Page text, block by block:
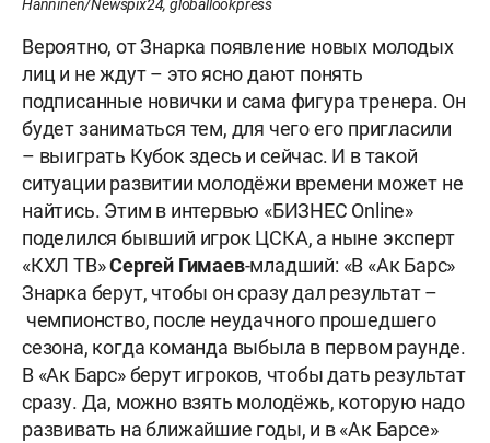
Hänninen/Newspix24, globallookpress
Вероятно, от Знарка появление новых молодых
лиц и не ждут – это ясно дают понять
подписанные новички и сама фигура тренера. Он
будет заниматься тем, для чего его пригласили
– выиграть Кубок здесь и сейчас. И в такой
ситуации развитии молодёжи времени может не
найтись. Этим в интервью «БИЗНЕС Online»
поделился бывший игрок ЦСКА, а ныне эксперт
«КХЛ ТВ»Сергей Гимаев-младший: «В «Ак Барс»
Знарка берут, чтобы он сразу дал результат –
чемпионство, после неудачного прошедшего
сезона, когда команда выбыла в первом раунде.
В «Ак Барс» берут игроков, чтобы дать результат
сразу. Да, можно взять молодёжь, которую надо
развивать на ближайшие годы, и в «Ак Барсе»